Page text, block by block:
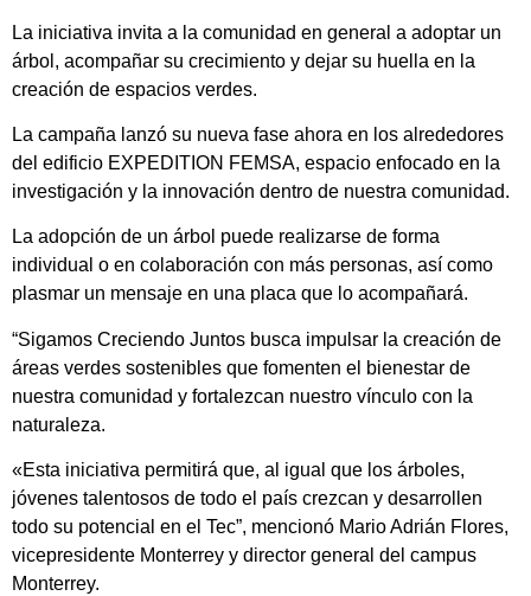
La iniciativa invita a la comunidad en general a adoptar un
árbol, acompañar su crecimiento y dejar su huella en la
creación de espacios verdes.
La campaña lanzó su nueva fase ahora en los alrededores
del edificio EXPEDITION FEMSA, espacio enfocado en la
investigación y la innovación dentro de nuestra comunidad.
La adopción de un árbol puede realizarse de forma
individual o en colaboración con más personas, así como
plasmar un mensaje en una placa que lo acompañará.
“Sigamos Creciendo Juntos busca impulsar la creación de
áreas verdes sostenibles que fomenten el bienestar de
nuestra comunidad y fortalezcan nuestro vínculo con la
naturaleza.
«Esta iniciativa permitirá que, al igual que los árboles,
jóvenes talentosos de todo el país crezcan y desarrollen
todo su potencial en el Tec”, mencionó Mario Adrián Flores,
vicepresidente Monterrey y director general del campus
Monterrey.